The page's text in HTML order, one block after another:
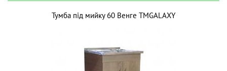
Тумба під мийку 60 Венге ТМGALAXY